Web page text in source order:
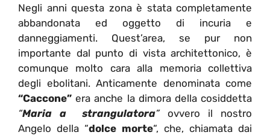
Negli anni questa zona è stata completamente
abbandonata ed oggetto di incuria e
danneggiamenti. Quest’area, se pur non
importante dal punto di vista architettonico, è
comunque molto cara alla memoria collettiva
degli ebolitani. Anticamente denominata come
“Caccone” era anche la dimora della cosiddetta
“Maria a strangulatora”ovvero il nostro
Angelo della “dolce morte“, che, chiamata dai